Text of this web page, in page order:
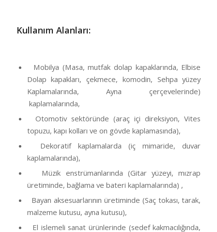
Kullanım Alanları:
Mobilya (Masa, mutfak dolap kapaklarında, Elbise
Dolap kapakları, çekmece, komodin, Sehpa yüzey
Kaplamalarında, Ayna çerçevelerinde)
kaplamalarında,
Otomotiv sektöründe (araç içi direksiyon, Vites
topuzu, kapı kolları ve on gövde kaplamasında),
Dekoratif kaplamalarda (iç mimaride, duvar
kaplamalarında),
Müzik enstrümanlarında (Gitar yüzeyi, mızrap
üretiminde, bağlama ve bateri kaplamalarında) ,
Bayan aksesuarlarının üretiminde (Saç tokası, tarak,
malzeme kutusu, ayna kutusu),
El islemeli sanat ürünlerinde (sedef kakmacılığında,